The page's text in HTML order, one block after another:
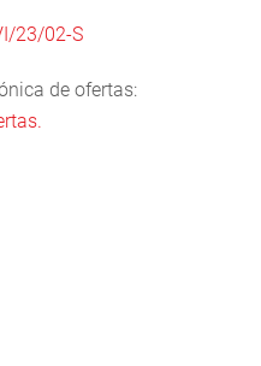
23/02-S
de ofertas: